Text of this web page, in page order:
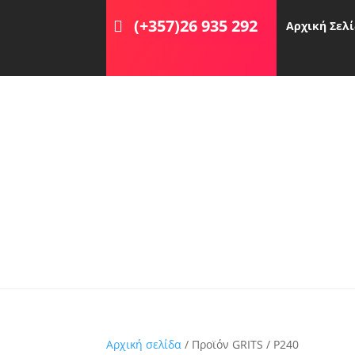
(+357)26 935 292 Αρχική
Αρχική σελίδα / Προϊόν GRITS / P240